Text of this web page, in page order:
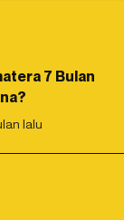
7 Bulan
lalu